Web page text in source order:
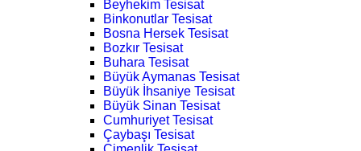
Beyhekim Tesisat
Binkonutlar Tesisat
Bosna Hersek Tesisat
Bozkır Tesisat
Buhara Tesisat
Büyük Aymanas Tesisat
Büyük İhsaniye Tesisat
Büyük Sinan Tesisat
Cumhuriyet Tesisat
Çaybaşı Tesisat